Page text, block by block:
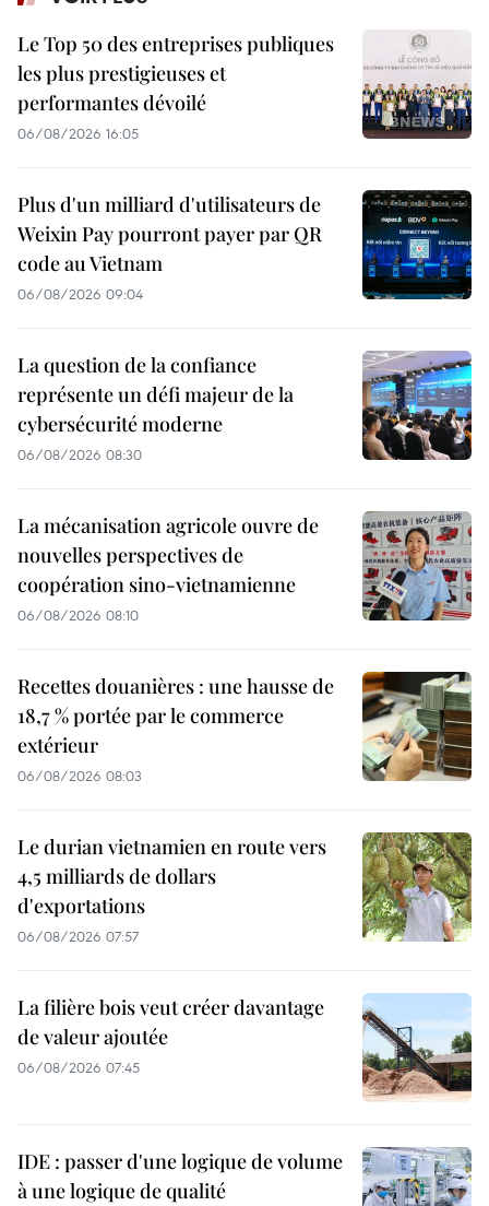
Le Top 50 des entreprises publiques
les plus prestigieuses et
performantes dévoilé
06/08/2026 16:05
Plus d'un milliard d'utilisateurs de
Weixin Pay pourront payer par QR
code au Vietnam
06/08/2026 09:04
La question de la confiance
représente un défi majeur de la
cybersécurité moderne
06/08/2026 08:30
La mécanisation agricole ouvre de
nouvelles perspectives de
coopération sino-vietnamienne
06/08/2026 08:10
Recettes douanières : une hausse de
18,7 % portée par le commerce
extérieur
06/08/2026 08:03
Le durian vietnamien en route vers
4,5 milliards de dollars
d'exportations
06/08/2026 07:57
La filière bois veut créer davantage
de valeur ajoutée
06/08/2026 07:45
IDE : passer d'une logique de volume
à une logique de qualité